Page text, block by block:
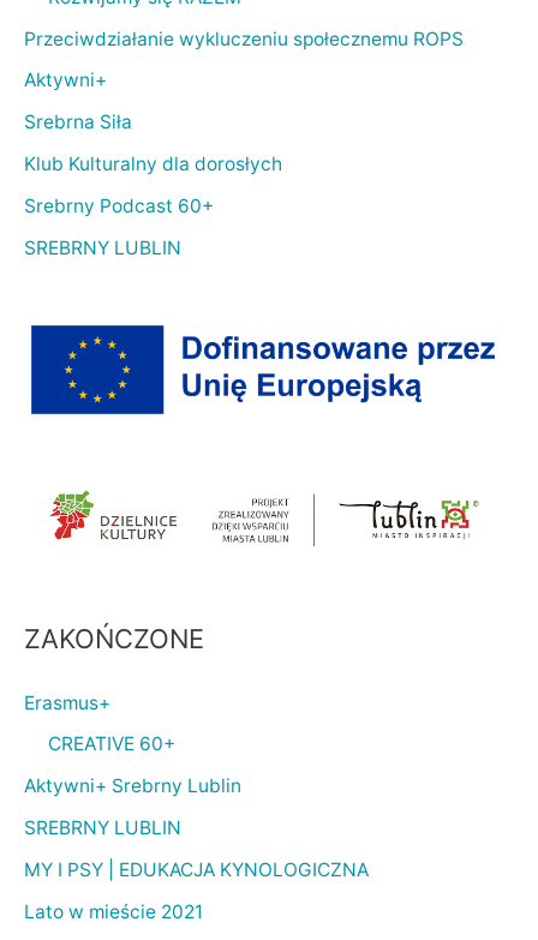
Przeciwdziałanie wykluczeniu społecznemu ROPS
Aktywni+
Srebrna Siła
Klub Kulturalny dla dorosłych
Srebrny Podcast 60+
SREBRNY LUBLIN
ZAKOŃCZONE
Erasmus+
CREATIVE 60+
Aktywni+ Srebrny Lublin
SREBRNY LUBLIN
MY I PSY | EDUKACJA KYNOLOGICZNA
Lato w mieście 2021